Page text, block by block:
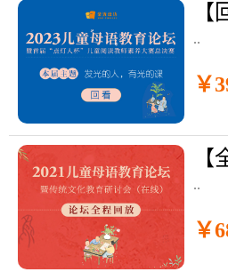
..
￥
..
￥